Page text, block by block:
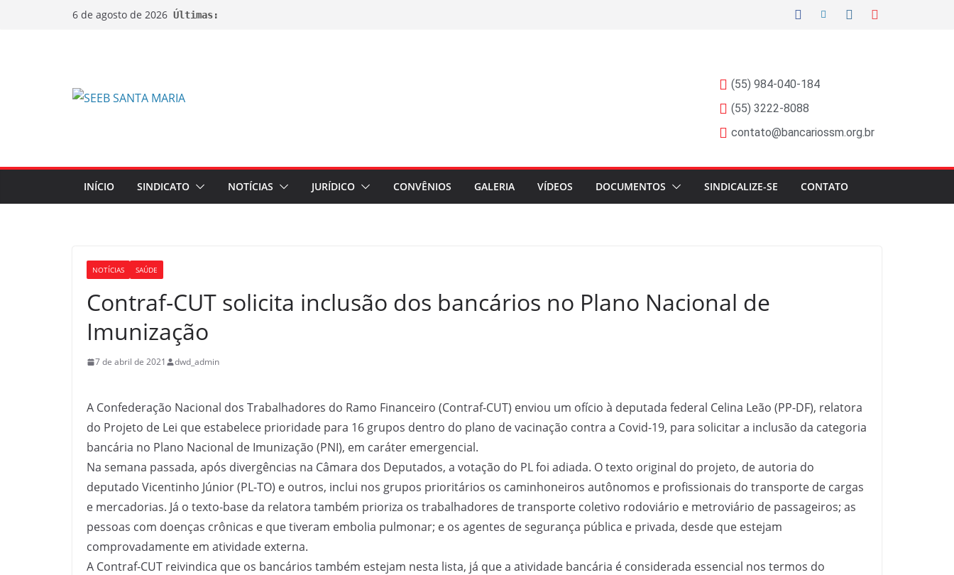
6 de agosto de 2026 Últimas:
(55) 984-040-184
(55) 3222-8088
contato@bancariossm.org.br
INÍCIO SINDICATO NOTÍCIAS JURÍDICO CONVÊNIOS GALERIA VÍDEOS DOCUMENTOS SINDICALIZE-SE CONTATO
NOTÍCIAS SAÚDE
Contraf-CUT solicita inclusão dos bancários no Plano Nacional de
Imunização
7 de abril de 2021 dwd_admin
A Confederação Nacional dos Trabalhadores do Ramo Financeiro (Contraf-CUT) enviou um ofício à deputada federal Celina Leão (PP-DF), relatora
do Projeto de Lei que estabelece prioridade para 16 grupos dentro do plano de vacinação contra a Covid-19, para solicitar a inclusão da categoria
bancária no Plano Nacional de Imunização (PNI), em caráter emergencial.
Na semana passada, após divergências na Câmara dos Deputados, a votação do PL foi adiada. O texto original do projeto, de autoria do
deputado Vicentinho Júnior (PL-TO) e outros, inclui nos grupos prioritários os caminhoneiros autônomos e profissionais do transporte de cargas
e mercadorias. Já o texto-base da relatora também prioriza os trabalhadores de transporte coletivo rodoviário e metroviário de passageiros; as
pessoas com doenças crônicas e que tiveram embolia pulmonar; e os agentes de segurança pública e privada, desde que estejam
comprovadamente em atividade externa.
A Contraf-CUT reivindica que os bancários também estejam nesta lista, já que a atividade bancária é considerada essencial nos termos do